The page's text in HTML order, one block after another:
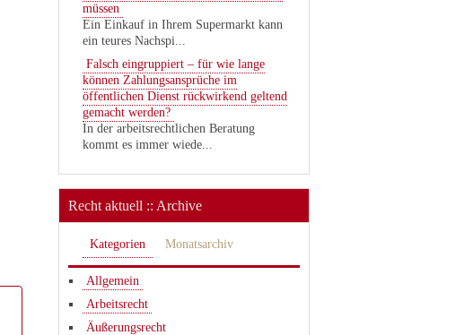
müssen
Ein Einkauf in Ihrem Supermarkt kann
ein teures Nachspi...
Falsch eingruppiert – für wie lange
können Zahlungsansprüche im
öffentlichen Dienst rückwirkend geltend
gemacht werden?
In der arbeitsrechtlichen Beratung
kommt es immer wiede...
Recht aktuell :: Archive
Kategorien Monatsarchiv
Allgemein
Arbeitsrecht
Äußerungsrecht